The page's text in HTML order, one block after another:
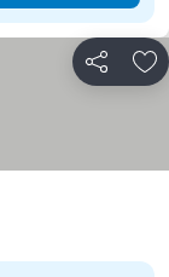
Jaa